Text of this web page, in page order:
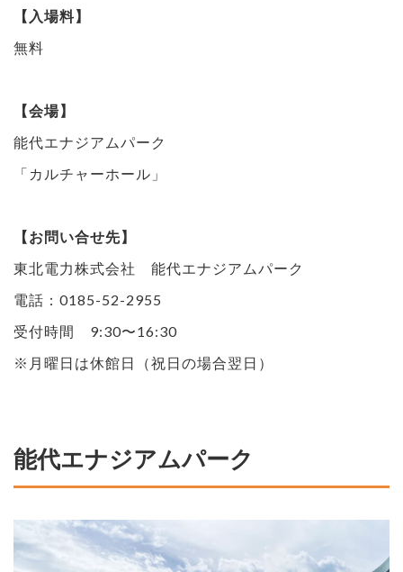
【入場料】
無料
【会場】
能代エナジアムパーク
「カルチャーホール」
【お問い合せ先】
東北電力株式会社 能代エナジアムパーク
電話：0185-52-2955
受付時間 9:30〜16:30
※月曜日は休館日（祝日の場合翌日）
能代エナジアムパーク